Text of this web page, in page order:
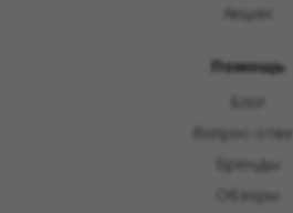
Акции
Помощь
Блог
Вопрос-ответ
Бренды
Обзоры